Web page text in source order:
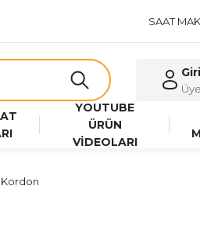
SAAT
YOUTUBE
ÜRÜN
VİDEOLARI